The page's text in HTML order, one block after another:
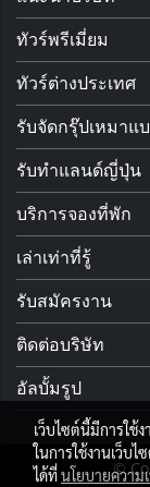
ทัวร์พรีเมี่ยม
ทัวร์ต่างประเทศ
รับจัดกรุ๊ปเหมา
รับทำแลนด์ญี่ปุ่น
บริการจองที่พัก
เล่าเท่าที่รู้
รับสมัครงาน
ติดต่อบริษัท
อัลบั้มรูป
©
เว็บไซต์นี้มีการใ
ในการใช้งานเว็บ
ได้ที่นโยบายความ